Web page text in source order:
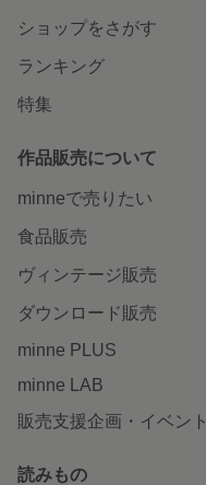
ショップをさがす
ランキング
特集
作品販売について
minneで売りたい
食品販売
ヴィンテージ販売
ダウンロード販売
minne PLUS
minne LAB
販売支援企画・イベント
読みもの